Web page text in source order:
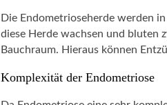
Die Endometrioseherde werden
diese Herde wachsen und bluten
Bauchraum. Hieraus können
Komplexität der Endometriose